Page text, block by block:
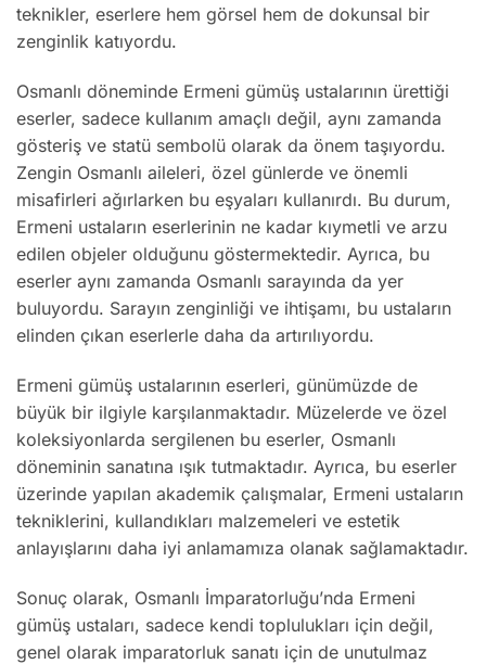
teknikler, eserlere hem görsel hem de dokunsal bir
zenginlik katıyordu.
Osmanlı döneminde Ermeni gümüş ustalarının ürettiği
eserler, sadece kullanım amaçlı değil, aynı zamanda
gösteriş ve statü sembolü olarak da önem taşıyordu.
Zengin Osmanlı aileleri, özel günlerde ve önemli
misafirleri ağırlarken bu eşyaları kullanırdı. Bu durum,
Ermeni ustaların eserlerinin ne kadar kıymetli ve arzu
edilen objeler olduğunu göstermektedir. Ayrıca, bu
eserler aynı zamanda Osmanlı sarayında da yer
buluyordu. Sarayın zenginliği ve ihtişamı, bu ustaların
elinden çıkan eserlerle daha da artırılıyordu.
Ermeni gümüş ustalarının eserleri, günümüzde de
büyük bir ilgiyle karşılanmaktadır. Müzelerde ve özel
koleksiyonlarda sergilenen bu eserler, Osmanlı
döneminin sanatına ışık tutmaktadır. Ayrıca, bu eserler
üzerinde yapılan akademik çalışmalar, Ermeni ustaların
tekniklerini, kullandıkları malzemeleri ve estetik
anlayışlarını daha iyi anlamamıza olanak sağlamaktadır.
Sonuç olarak, Osmanlı İmparatorluğu’nda Ermeni
gümüş ustaları, sadece kendi toplulukları için değil,
genel olarak imparatorluk sanatı için de unutulmaz